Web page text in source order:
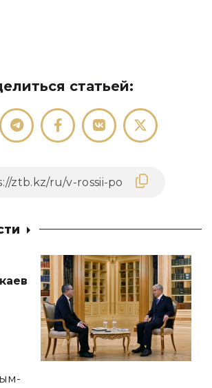
статьей: